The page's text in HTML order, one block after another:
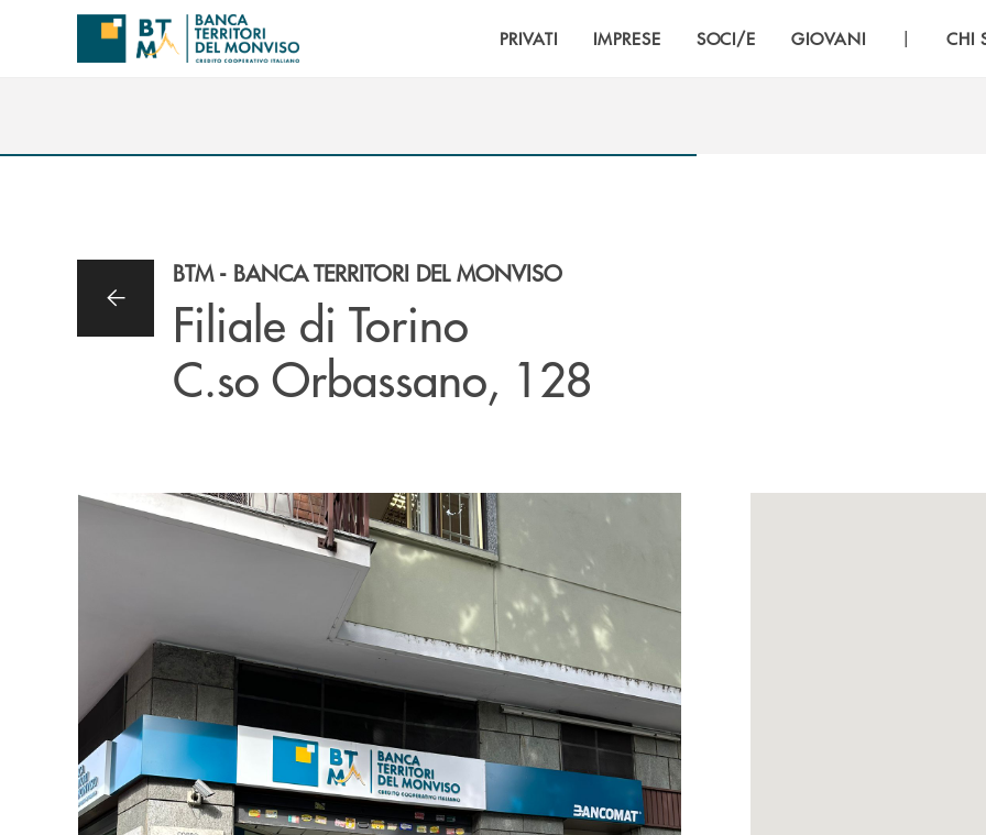
Salta al contenuto principale
PRIVATI IMPRESE SOCI/E GIOVANI | CHI
BTM - BANCA TERRITORI DEL MONVISO
Filiale di Torino
C.so Orbassano, 128